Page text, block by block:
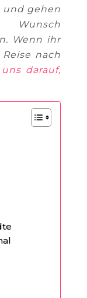
und gehen
Wunsch
Wenn ihr
nach
darauf,